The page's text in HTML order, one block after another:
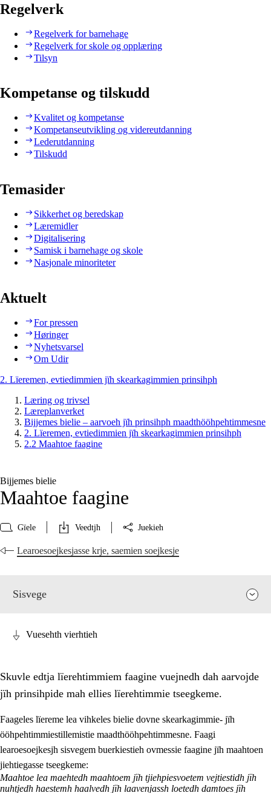
Regelverk
Regelverk for barnehage
Regelverk for skole og opplæring
Tilsyn
Kompetanse og tilskudd
Kvalitet og kompetanse
Kompetanseutvikling og videreutdanning
Lederutdanning
Tilskudd
Temasider
Sikkerhet og beredskap
Læremidler
Digitalisering
Samisk i barnehage og skole
Nasjonale minoriteter
Aktuelt
For pressen
Høringer
Nyhetsvarsel
Om Udir
2. Lïeremen, evtiedimmien jïh skearkagimmien prinsihph
Læring og trivsel
Læreplanverket
Bijjemes bielie – aarvoeh jïh prinsihph maadthööhpehtimmesne
2. Lïeremen, evtiedimmien jïh skearkagimmien prinsihph
2.2 Maahtoe faagine
Bijjemes bielie
Maahtoe faagine
Gïele Veedtjh Juekieh
Learoesoejkesjasse krje, saemien soejkesje
Sisvege
Vuesehth vierhtieh
Skuvle edtja lïerehtimmiem faagine vuejnedh dah aarvojde
jïh prinsihpide mah ellies lïerehtimmie tseegkeme.
Faageles lïereme lea vihkeles bielie dovne skearkagimmie- jïh
ööhpehtimmiestillemistie maadthööhpehtimmesne. Faagi
learoesoejkesjh sisvegem buerkiestieh ovmessie faagine jïh maahtoen
jiehtiegasse tseegkeme:
Maahtoe lea maehtedh maahtoem jïh tjiehpiesvoetem vejtiestidh jïh
nuhtjedh haestemh haalvedh jïh laavenjassh loetedh damtoes jïh